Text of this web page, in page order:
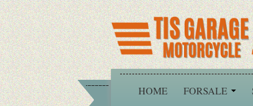
HOME FORSALE